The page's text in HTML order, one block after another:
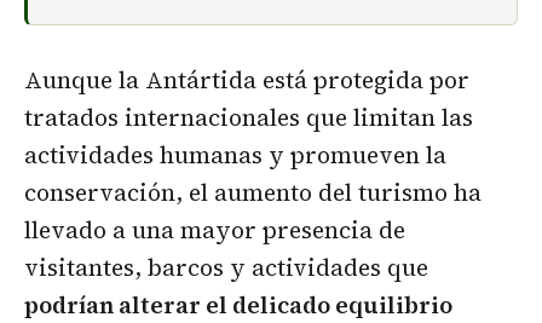
Aunque la Antártida está protegida por
tratados internacionales que limitan las
actividades humanas y promueven la
conservación, el aumento del turismo ha
llevado a una mayor presencia de
visitantes, barcos y actividades que
podrían alterar el delicado equilibrio